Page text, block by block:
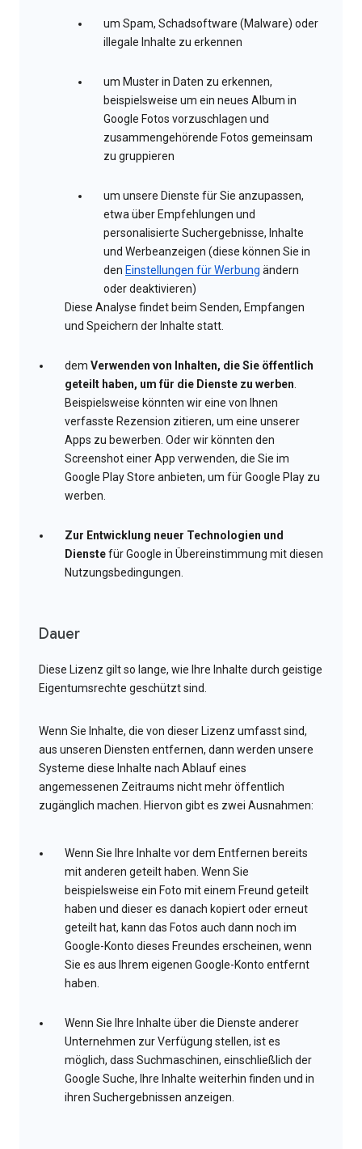
um Spam, Schadsoftware (Malware) oder
illegale Inhalte zu erkennen
um Muster in Daten zu erkennen,
beispielsweise um ein neues Album in
Google Fotos vorzuschlagen und
zusammengehörende Fotos gemeinsam
zu gruppieren
um unsere Dienste für Sie anzupassen,
etwa über Empfehlungen und
personalisierte Suchergebnisse, Inhalte
und Werbeanzeigen (diese können Sie in
den Einstellungen für Werbung ändern
oder deaktivieren)
Diese Analyse findet beim Senden, Empfangen
und Speichern der Inhalte statt.
dem Verwenden von Inhalten, die Sie öffentlich
geteilt haben, um für die Dienste zu werben.
Beispielsweise könnten wir eine von Ihnen
verfasste Rezension zitieren, um eine unserer
Apps zu bewerben. Oder wir könnten den
Screenshot einer App verwenden, die Sie im
Google Play Store anbieten, um für Google Play zu
werben.
Zur Entwicklung neuer Technologien und
Dienstefür Google in Übereinstimmung mit diesen
Nutzungsbedingungen.
Dauer
Diese Lizenz gilt so lange, wie Ihre Inhalte durch geistige
Eigentumsrechte geschützt sind.
Wenn Sie Inhalte, die von dieser Lizenz umfasst sind,
aus unseren Diensten entfernen, dann werden unsere
Systeme diese Inhalte nach Ablauf eines
angemessenen Zeitraums nicht mehr öffentlich
zugänglich machen. Hiervon gibt es zwei Ausnahmen:
Wenn Sie Ihre Inhalte vor dem Entfernen bereits
mit anderen geteilt haben. Wenn Sie
beispielsweise ein Foto mit einem Freund geteilt
haben und dieser es danach kopiert oder erneut
geteilt hat, kann das Fotos auch dann noch im
Google-Konto dieses Freundes erscheinen, wenn
Sie es aus Ihrem eigenen Google-Konto entfernt
haben.
Wenn Sie Ihre Inhalte über die Dienste anderer
Unternehmen zur Verfügung stellen, ist es
möglich, dass Suchmaschinen, einschließlich der
Google Suche, Ihre Inhalte weiterhin finden und in
ihren Suchergebnissen anzeigen.